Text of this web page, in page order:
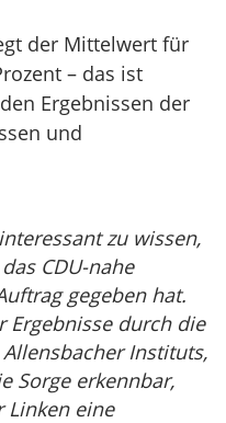
der Mittelwert für
– das ist
Ergebnissen der
und
zu wissen,
CDU-nahe
gegeben hat.
Ergebnisse durch die
Instituts,
Sorge erkennbar,
Linken eine